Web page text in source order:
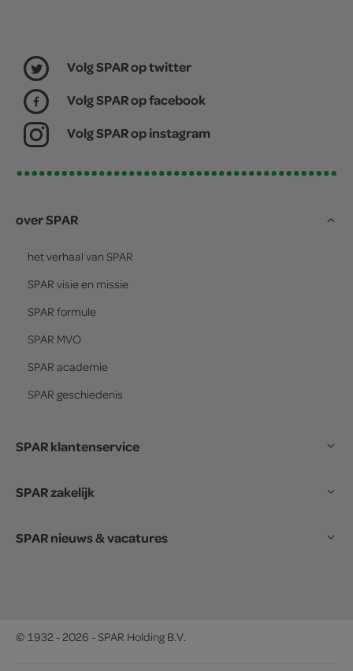
Volg SPAR op twitter
Volg SPAR op facebook
Volg SPAR op instagram
over SPAR
het verhaal van SPAR
SPAR visie en missie
SPAR formule
SPAR MVO
SPAR academie
SPAR geschiedenis
SPAR klantenservice
SPAR zakelijk
SPAR nieuws & vacatures
© 1932 - 2026 - SPAR Holding B.V.